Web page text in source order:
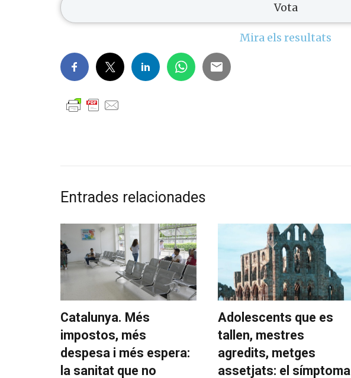
Mira els resultats
Entrades relacionades
Catalunya. Més
impostos, més
despesa i més espera:
la sanitat que no
Adolescents que es
tallen, mestres
agredits, metges
assetjats: el símptoma